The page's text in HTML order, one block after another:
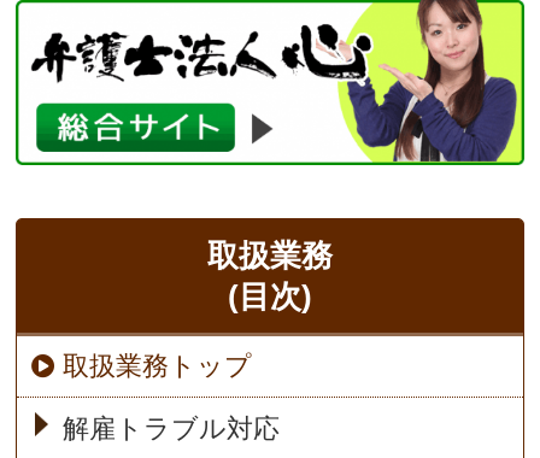
取扱業務
(目次)
取扱業務トップ
解雇トラブル対応